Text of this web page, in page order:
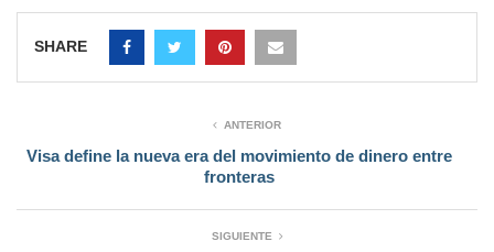
SHARE
ANTERIOR
Visa define la nueva era del movimiento de dinero entre
fronteras
SIGUIENTE